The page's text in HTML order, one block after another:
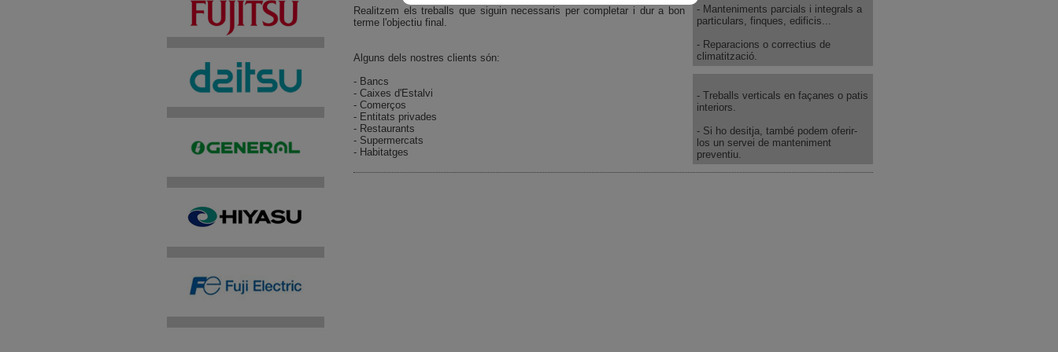
Realitzem els treballs que siguin necessaris per completar i dur a bon
terme l'objectiu final.
Alguns dels nostres clients són:
- Bancs
- Caixes d'Estalvi
- Comerços
- Entitats privades
- Restaurants
- Supermercats
- Habitatges
- Manteniments parcials i integrals a
particulars, finques, edificis...
- Reparacions o correctius de
climatització.
- Treballs verticals en façanes o patis
interiors.
- Si ho desitja, també podem oferir-
los un servei de manteniment
preventiu.